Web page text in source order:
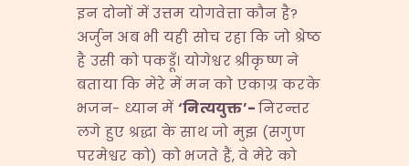
इन दोनों में उत्तम योगवेत्ता कौन है?
अर्जुन अब भी यही सोच रहा कि जो श्रेष्ठ
है उसी को पकडूँ। योगेश्वर श्रीकृष्ण ने
बताया कि मेरे में मन को एकाग्र करके
भजन- ध्यान में‘नित्ययुक्त’-निरन्तर
लगे हुए श्रद्धा के साथ जो मुझ (सगुण
परमेश्वर को) को भजते हैं, वे मेरे को